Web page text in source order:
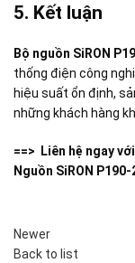
5. Kết luận
Bộ nguồn SiRON
thống điện công
hiệu suất ổn định,
những khách hàng
==> Liên hệ ngay
Nguồn SiRON P190-
Newer
Back to list